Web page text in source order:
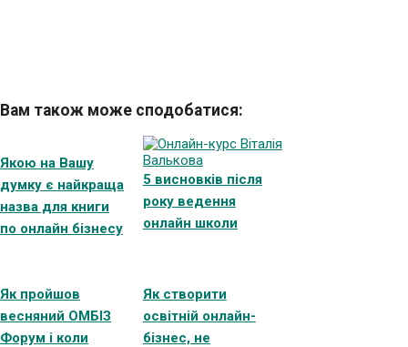
Вам також може сподобатися:
Якою на Вашу
думку є найкраща
назва для книги
по онлайн бізнесу
5 висновків після
року ведення
онлайн школи
Як пройшов
весняний ОМБІЗ
Форум і коли
Як створити
освітній онлайн-
бізнес, не